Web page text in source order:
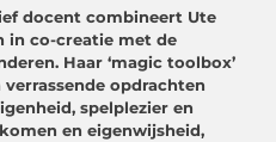
docent combineert Ute
in co-creatie met de
Haar ‘magic toolbox’
opdrachten
spelplezier en
en eigenwijsheid,